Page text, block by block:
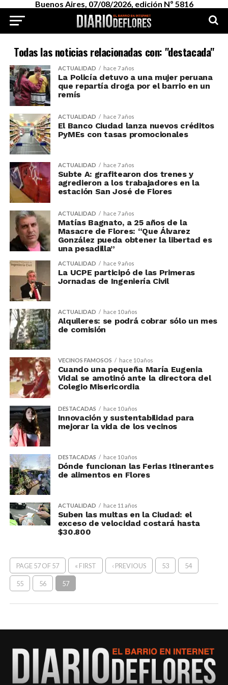
Buenos Aires, 07/08/2026, edición Nº 5816
Todas las noticias relacionadas con: "destacada"
ACTUALIDAD hace 7 años
La Policía detuvo a una mujer peruana
que repartía droga por el barrio en un
remís
ACTUALIDAD hace 7 años
El Banco Ciudad lanza nuevos créditos
PyMEs con tasas promocionales
ACTUALIDAD hace 7 años
Subte A: grafitearon dos trenes y
agredieron a los trabajadores en la
estación San José de Flores
ACTUALIDAD hace 7 años
Matías Bagnato, a 25 años de la
Masacre de Flores: “Que Álvarez
González pueda obtener la libertad es
una pesadilla”
ACTUALIDAD hace 9 años
La UCPE participó de las Primeras
Jornadas de Ingeniería Civil
ACTUALIDAD hace 10 años
Alquileres: se podrá cobrar sólo un mes
de comisión
VECINOS FAMOSOS hace 10 años
Cuando una pequeña María Eugenia
Vidal se amotinó ante la directora del
Colegio Misericordia
DESTACADAS hace 10 años
Innovación y sustentabilidad para
mejorar la vida de los vecinos
DESTACADAS hace 10 años
Dónde funcionan las Ferias Itinerantes
de alimentos en Flores
ACTUALIDAD hace 11 años
Suben las multas en la Ciudad: el
exceso de velocidad costará hasta
$30.800
PAGE 57 OF 57 « FIRST ‹ PREVIOUS 53 54
55 56 57